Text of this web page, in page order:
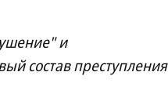
и
состав преступления